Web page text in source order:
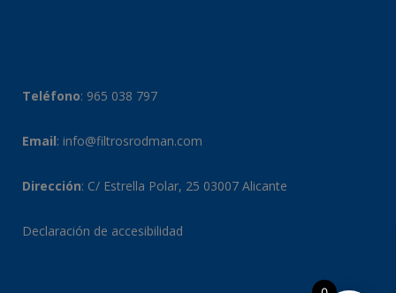
Teléfono: 965 038 797
Email: info@filtrosrodman.com
Dirección: C/ Estrella Polar, 25 03007 Alicante
Declaración de accesibilidad